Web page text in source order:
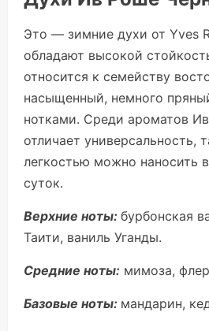
Это — зимние духи от Yves
обладают высокой
относится к семейству
насыщенный, немного
нотками. Среди ароматов
отличает универсальность,
легкостью можно наносить
суток.
Верхние ноты: бурбонская
Таити, ваниль Уганды.
Средние ноты: мимоза,
Базовые ноты: мандарин,